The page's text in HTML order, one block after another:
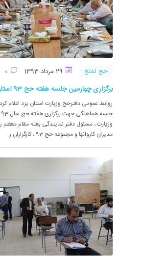
حج تمتع
برگزاری چهارمین جلسه هفته حج 93 استان یزد
روابط عمومی دفترحج وزیارت استان یزد اعلام
وزیارت ، مسئول دفتر نمایندگی بعثه مقام معظم
مدیران کاروانها و مجموعه حج 93 ، کارگزاران ز...